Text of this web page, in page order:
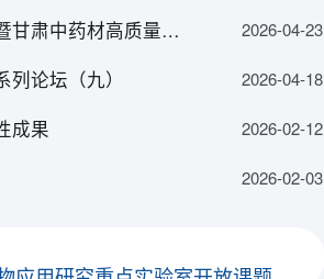
兰州化物所与甘肃药业集团项目合作签约暨甘肃中药材高质量发展座谈会 2026-04-23
论坛（九） 2026-04-18
成果 2026-02-12
2026-02-03
开放课题拟立项公示的通知
室开放课题拟立项公示的通知
验室 2024 年开放课题项目指南